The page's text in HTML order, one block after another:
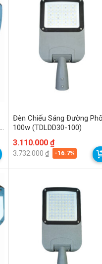
Đèn Chiếu Sáng Đường Phố
100w (TDLDD30-100)
3.732.000₫
Giá
gốc
là:
3.110.000 ₫
Giá
hiện
tại
3.110.000 ₫.
-16.7%